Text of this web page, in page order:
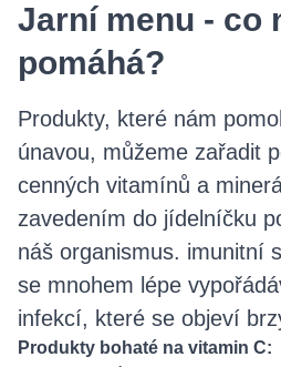
Jarní menu - co
pomáhá?
Produkty, které nám
únavou, můžeme zařadit
cenných vitamínů a
zavedením do jídelníčku
náš organismus. imunitní
se mnohem lépe
infekcí, které se objeví
Produkty bohaté na vitamin C: